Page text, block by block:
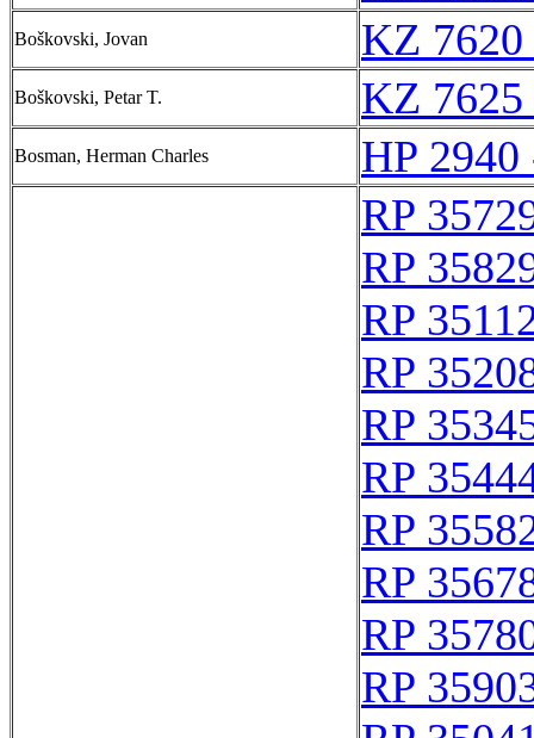
Boškovski, Jovan KZ
Boškovski, Petar T. KZ
Bosman, Herman Charles
HP
RP
RP
RP
RP
RP
RP
RP
RP
RP
RP